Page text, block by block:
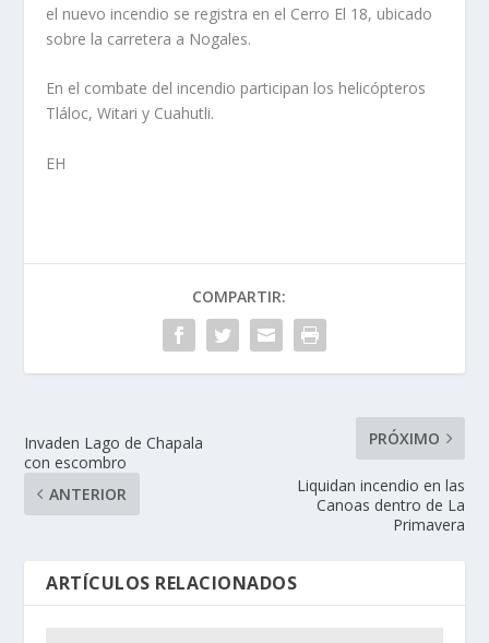
el nuevo incendio se registra en el Cerro El 18, ubicado
sobre la carretera a Nogales.
En el combate del incendio participan los helicópteros
Tláloc, Witari y Cuahutli.
EH
COMPARTIR:
Invaden Lago de Chapala
con escombro
ANTERIOR
PRÓXIMO
Liquidan incendio en las
Canoas dentro de La
Primavera
ARTÍCULOS RELACIONADOS